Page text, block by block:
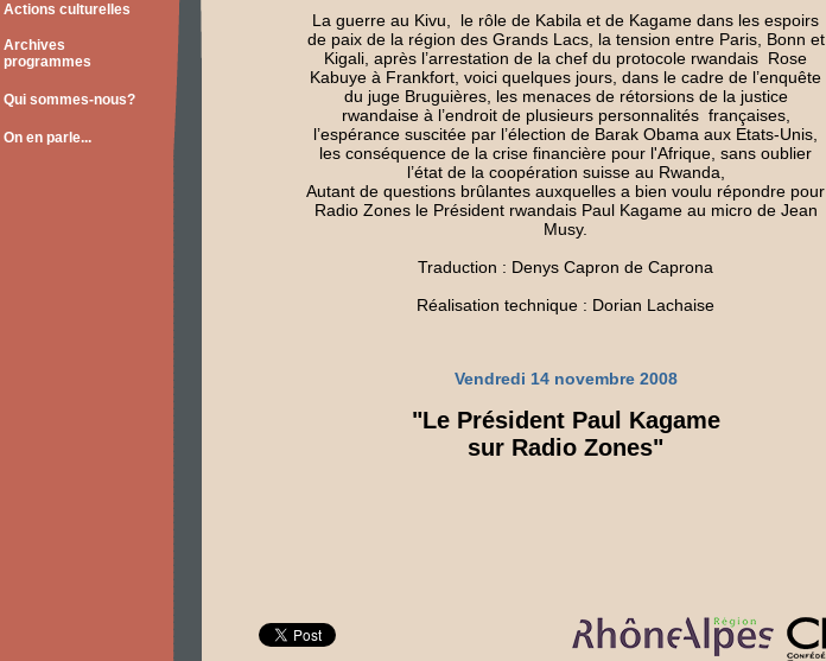
Actions culturelles
Archives
programmes
Qui sommes-nous?
On en parle...
La guerre au Kivu, le rôle de Kabila et de Kagame dans les espoirs
de paix de la région des Grands Lacs, la tension entre Paris, Bonn et
Kigali, après l’arrestation de la chef du protocole rwandais Rose
Kabuye à Frankfort, voici quelques jours, dans le cadre de l’enquête
du juge Bruguières, les menaces de rétorsions de la justice
rwandaise à l’endroit de plusieurs personnalités françaises,
l’espérance suscitée par l’élection de Barak Obama aux Etats-Unis,
les conséquence de la crise financière pour l'Afrique, sans oublier
l’état de la coopération suisse au Rwanda,
Autant de questions brûlantes auxquelles a bien voulu répondre pour
Radio Zones le Président rwandais Paul Kagame au micro de Jean
Musy.
Traduction : Denys Capron de Caprona
Réalisation technique : Dorian Lachaise
Vendredi 14 novembre 2008
"Le Président Paul Kagame
sur Radio Zones"